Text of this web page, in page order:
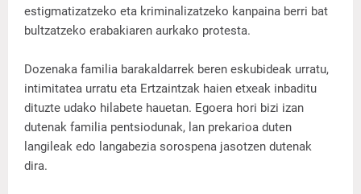
estigmatizatzeko eta kriminalizatzeko kanpaina berri bat
bultzatzeko erabakiaren aurkako protesta.
Dozenaka familia barakaldarrek beren eskubideak urratu,
intimitatea urratu eta Ertzaintzak haien etxeak inbaditu
dituzte udako hilabete hauetan. Egoera hori bizi izan
dutenak familia pentsiodunak, lan prekarioa duten
langileak edo langabezia sorospena jasotzen dutenak
dira.